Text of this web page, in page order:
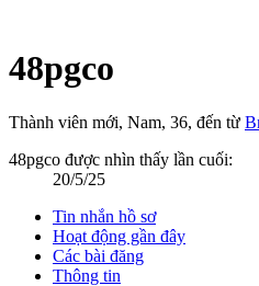
48pgco
Thành viên mới, Nam, 36, đến từ
48pgco được nhìn thấy lần cuối:
20/5/25
Tin nhắn hồ sơ
Hoạt động gần đây
Các bài đăng
Thông tin